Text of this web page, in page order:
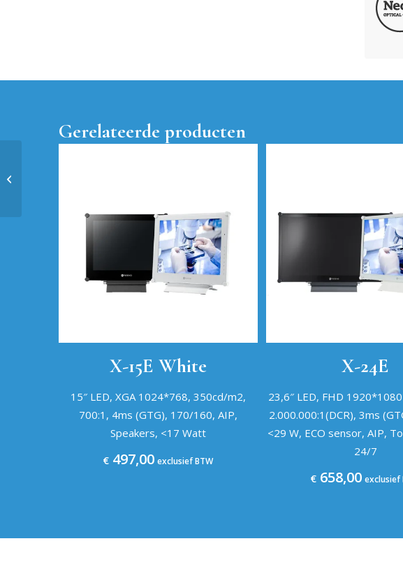
Gerelateerde producten
X-15E White
15″ LED, XGA 1024*768, 350cd/m2,
700:1, 4ms (GTG), 170/160, AIP,
Speakers, <17 Watt
€ 497,00 exclusief BTW
X-24E
23,6″ LED, FHD
2.000.000:1(DCR), 3ms
<29 W, ECO sensor, AIP,
24/7
€ 658,00 exclusief